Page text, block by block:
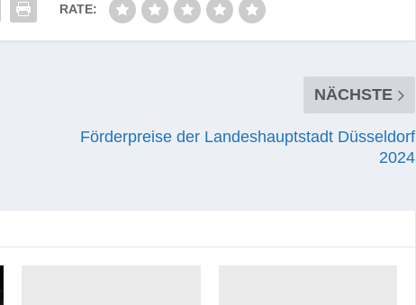
RATE:
NÄCHSTE
Förderpreise der Landeshauptstadt Düsseldorf
2024